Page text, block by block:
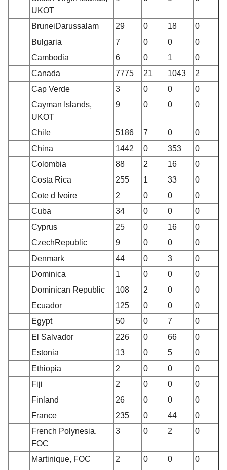
UKOT
BruneiDarussalam 29 0 18
0
Bulgaria
7 0 0
0
Cambodia
6 0 1
0
Canada
7775 21 1043
2
Cap Verde
3 0 0
0
Cayman Islands,
UKOT
9 0 0 0
Chile 5186 7 0
0
China
1442 0 353
0
Colombia
88 2 16
0
Costa Rica
255 1 33
0
Cote d Ivoire
2 0 0
0
Cuba
34 0 0
0
Cyprus
25 0 16
0
CzechRepublic 9 0 0
0
Denmark
44 0 3
0
Dominica
1 0 0
0
Dominican Republic
108 2 0
0
Ecuador
125 0 0
0
Egypt
50 0 7
0
El Salvador
226 0 66
0
Estonia
13 0 5
0
Ethiopia
2 0 0
0
Fiji
2 0 0
0
Finland
26 0 0
0
France
235 0 44
0
French Polynesia,
FOC
3 0 2 0
Martinique, FOC 2 0 0
0